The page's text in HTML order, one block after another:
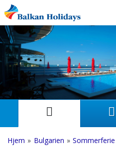
Hjem » Bulgarien » Sommerferie